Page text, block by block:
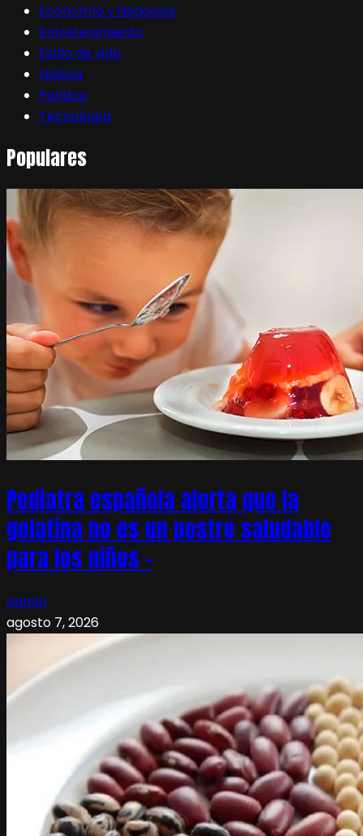
Economía y Negocios
Entretenimiento
Estilo de vida
Noticia
Política
Tecnología
Populares
Pediatra española alerta que la
gelatina no es un postre saludable
para los niños –
admin
agosto 7, 2026